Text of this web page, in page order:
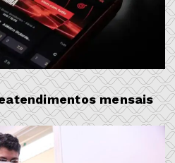
mensais